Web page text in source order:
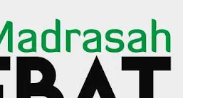
Monday, 10 August